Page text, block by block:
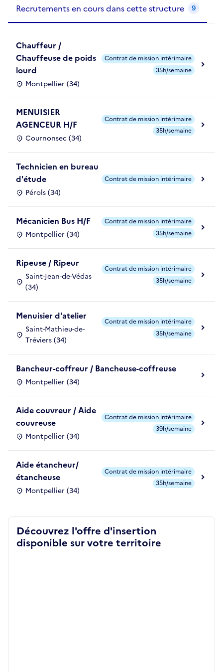
Recrutements en cours dans cette structure 9
Chauffeur /
Chauffeuse de poids
lourd
Montpellier (34)
Contrat de mission intérimaire
35h/semaine
MENUISIER
AGENCEUR H/F
Cournonsec (34)
Contrat de mission intérimaire
35h/semaine
Technicien en bureau
d'étude
Pérols (34)
Contrat de mission intérimaire
Mécanicien Bus H/F
Montpellier (34)
Contrat de mission intérimaire
35h/semaine
Ripeuse / Ripeur
Saint-Jean-de-Védas
(34)
Contrat de mission intérimaire
35h/semaine
Menuisier d'atelier
Saint-Mathieu-de-
Tréviers (34)
Contrat de mission intérimaire
35h/semaine
Bancheur-coffreur / Bancheuse-coffreuse
Montpellier (34)
Aide couvreur / Aide
couvreuse
Montpellier (34)
Contrat de mission intérimaire
39h/semaine
Aide étancheur/
étancheuse
Montpellier (34)
Contrat de mission intérimaire
35h/semaine
Découvrez l'offre d'insertion
disponible sur votre territoire